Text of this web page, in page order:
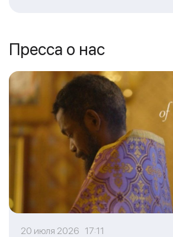
Пресса о нас
20 июля 2026 17:11